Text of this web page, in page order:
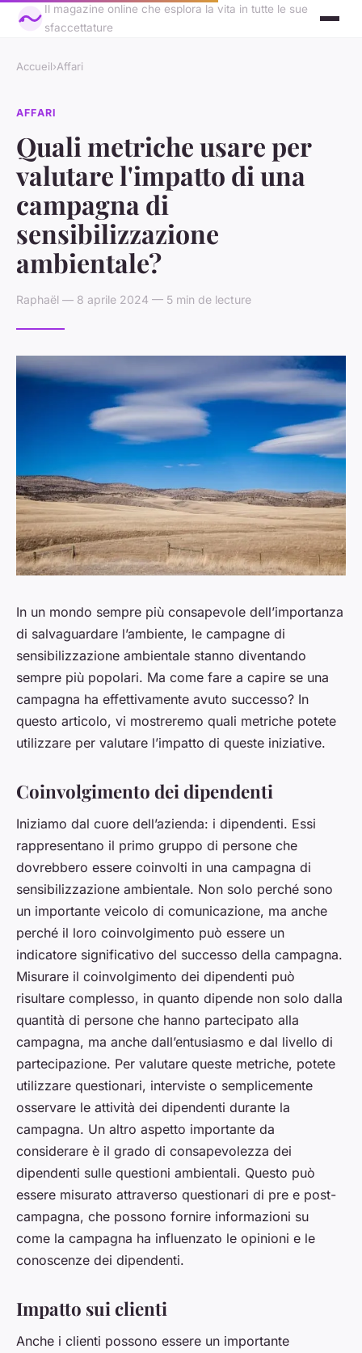
Il magazine online che esplora la vita in tutte le sue
sfaccettature
Accueil›Affari
AFFARI
Quali metriche usare per
valutare l'impatto di una
campagna di
sensibilizzazione
ambientale?
Raphaël — 8 aprile 2024 — 5 min de lecture
In un mondo sempre più consapevole dell’importanza
di salvaguardare l’ambiente, le campagne di
sensibilizzazione ambientale stanno diventando
sempre più popolari. Ma come fare a capire se una
campagna ha effettivamente avuto successo? In
questo articolo, vi mostreremo quali metriche potete
utilizzare per valutare l’impatto di queste iniziative.
Coinvolgimento dei dipendenti
Iniziamo dal cuore dell’azienda: i dipendenti. Essi
rappresentano il primo gruppo di persone che
dovrebbero essere coinvolti in una campagna di
sensibilizzazione ambientale. Non solo perché sono
un importante veicolo di comunicazione, ma anche
perché il loro coinvolgimento può essere un
indicatore significativo del successo della campagna.
Misurare il coinvolgimento dei dipendenti può
risultare complesso, in quanto dipende non solo dalla
quantità di persone che hanno partecipato alla
campagna, ma anche dall’entusiasmo e dal livello di
partecipazione. Per valutare queste metriche, potete
utilizzare questionari, interviste o semplicemente
osservare le attività dei dipendenti durante la
campagna. Un altro aspetto importante da
considerare è il grado di consapevolezza dei
dipendenti sulle questioni ambientali. Questo può
essere misurato attraverso questionari di pre e post-
campagna, che possono fornire informazioni su
come la campagna ha influenzato le opinioni e le
conoscenze dei dipendenti.
Impatto sui clienti
Anche i clienti possono essere un importante